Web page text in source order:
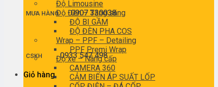
MUA HÀNG0907 330038
CSKH0933 547 498
Giỏ hàng
Độ Limousine
Độ Đèn – Tăng sáng
ĐỘ BI GẦM
ĐỘ ĐÈN PHA COS
Wrap – PPF – Detailing
PPF Premi Wrap
Độ xe – Nâng cấp
CAMERA 360
CẢM BIẾN ÁP SUẤT LỐP